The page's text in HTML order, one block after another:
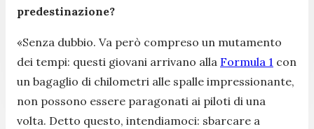
predestinazione?
«Senza dubbio. Va però compreso un mutamento
dei tempi: questi giovani arrivano alla Formula 1 con
un bagaglio di chilometri alle spalle impressionante,
non possono essere paragonati ai piloti di una
volta. Detto questo, intendiamoci: sbarcare a